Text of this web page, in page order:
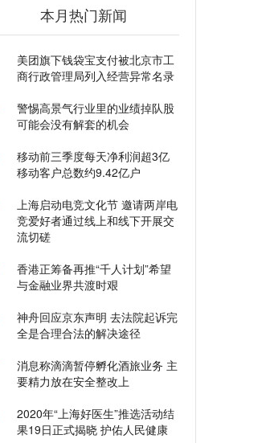
本月热门新闻
美团旗下钱袋宝支付被北京市工
商行政管理局列入经营异常名录
警惕高景气行业里的业绩掉队股
可能会没有解套的机会
移动前三季度每天净利润超3亿
移动客户总数约9.42亿户
上海启动电竞文化节 邀请两岸电
竞爱好者通过线上和线下开展交
流切磋
香港正筹备再推“千人计划”希望
与金融业界共渡时艰
神舟回应京东声明 去法院起诉完
全是合理合法的解决途径
消息称滴滴暂停孵化酒旅业务 主
要精力放在安全整改上
2020年“上海好医生”推选活动结
果19日正式揭晓 护佑人民健康